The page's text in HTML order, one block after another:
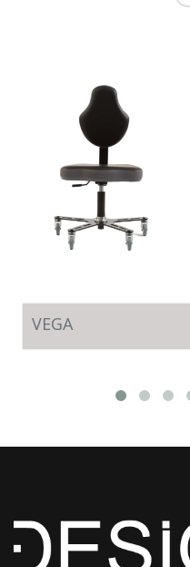
VEGA